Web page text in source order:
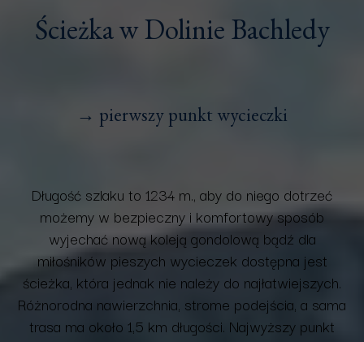
→ pierwszy punkt wycieczki
Ścieżka w Dolinie Bachledy
Długość szlaku to 1234 m., aby do niego dotrzeć
możemy w bezpieczny i komfortowy sposób
wyjechać nową koleją gondolową bądź dla
miłośników pieszych wycieczek dostępna jest
ścieżka, która jednak nie należy do najłatwiejszych.
Różnorodna nawierzchnia, strome podejścia, a sama
trasa ma około 1,5 km długości. Najwyższy punkt